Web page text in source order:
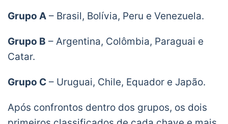
Grupo A – Brasil, Bolívia, Peru e Venezuela.
Grupo B – Argentina, Colômbia, Paraguai e
Catar.
Grupo C – Uruguai, Chile, Equador e Japão.
Após confrontos dentro dos grupos, os dois